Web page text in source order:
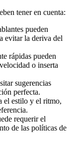
tener en cuenta:
pueden
evitar la deriva del
rápidas pueden
o inserta
sugerencias
perfecta.
el estilo y el ritmo,
requerir el
de las políticas de